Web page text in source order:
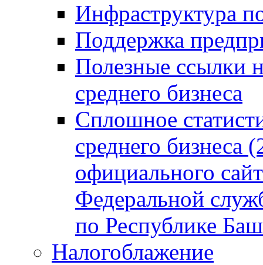
Инфраструктура
Поддержка
Полезные ссылки
среднего бизнеса
Сплошное
среднего бизнеса
официального
Федеральной
по Республике
Налогоблажение